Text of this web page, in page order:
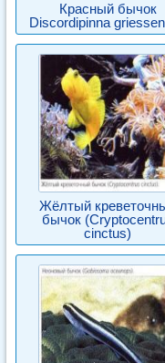
Красный бычок
Discordipinna
Жёлтый
бычок
cinctus)